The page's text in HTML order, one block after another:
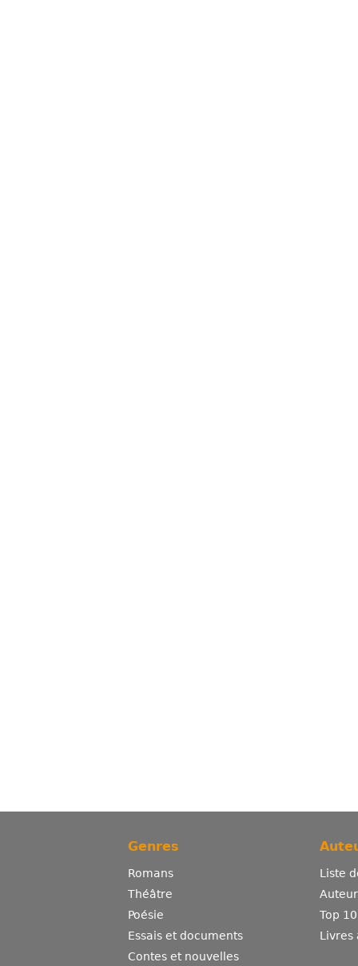
Genres
Romans
Théâtre
Poésie
Essais et documents
Contes et nouvelles
Liste
Top
Livres